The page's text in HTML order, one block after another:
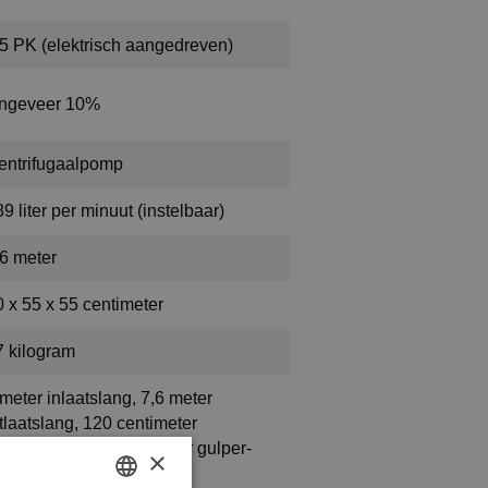
PK (elektrisch aangedreven)
10%
liter per minuut (instelbaar)
meter
x 55 x 55 centimeter
kilogram
inlaatslang, 7,6 meter
120 centimeter
15 centimeter gulper-
en opbergtas×